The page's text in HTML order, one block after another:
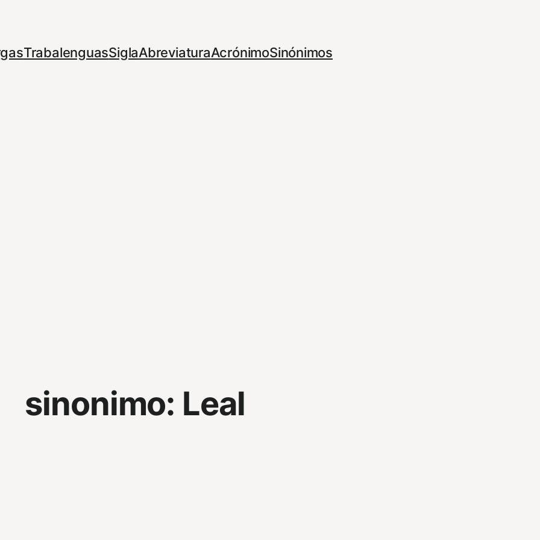
TrabalenguasSiglaAbreviaturaAcrónimoSinónimos
sinonimo: Leal